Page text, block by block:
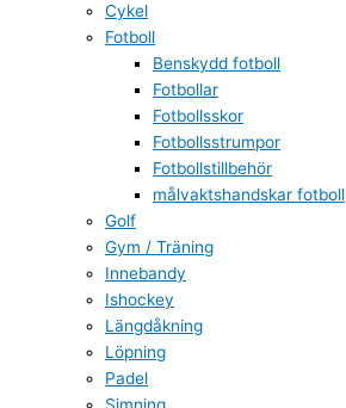
Cykel
Fotboll
Benskydd fotboll
Fotbollar
Fotbollsskor
Fotbollsstrumpor
Fotbollstillbehör
målvaktshandskar fotboll
Golf
Gym / Träning
Innebandy
Ishockey
Längdåkning
Löpning
Padel